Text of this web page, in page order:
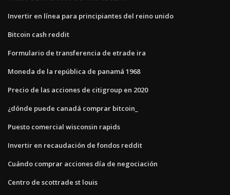
Invertir en línea para principiantes del reino unido
Bitcoin cash reddit
Formulario de transferencia de etrade ira
Moneda de la república de panamá 1968
Precio de las acciones de citigroup en 2020
¿dónde puede canadá comprar bitcoin_
Puesto comercial wisconsin rapids
Invertir en recaudación de fondos reddit
Cuándo comprar acciones día de negociación
Centro de scottrade st louis